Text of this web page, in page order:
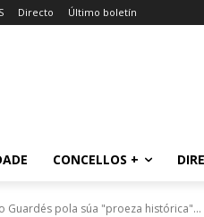
Directo Último boletín
CONCELLOS +
Guardés pola súa "proeza histórica"...